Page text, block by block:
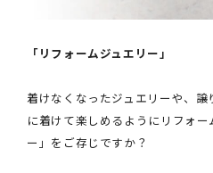
「リフォームジュエリー」
着けなくなったジュエリーや、
に着けて楽しめるようにリフォ
ー」をご存じですか？